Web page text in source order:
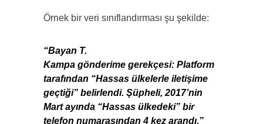
Örnek bir veri sınıflandırması şu şekilde:
“Bayan T.
Kampa gönderime gerekçesi: Platform
tarafından “Hassas ülkelerle iletişime
geçtiği” belirlendi. Şüpheli, 2017’nin
Mart ayında “Hassas ülkedeki” bir
telefon numarasından 4 kez arandı.”